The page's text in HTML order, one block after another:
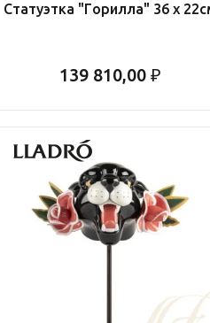
Статуэтка "Горилла" 36 х
139 810,00 ₽